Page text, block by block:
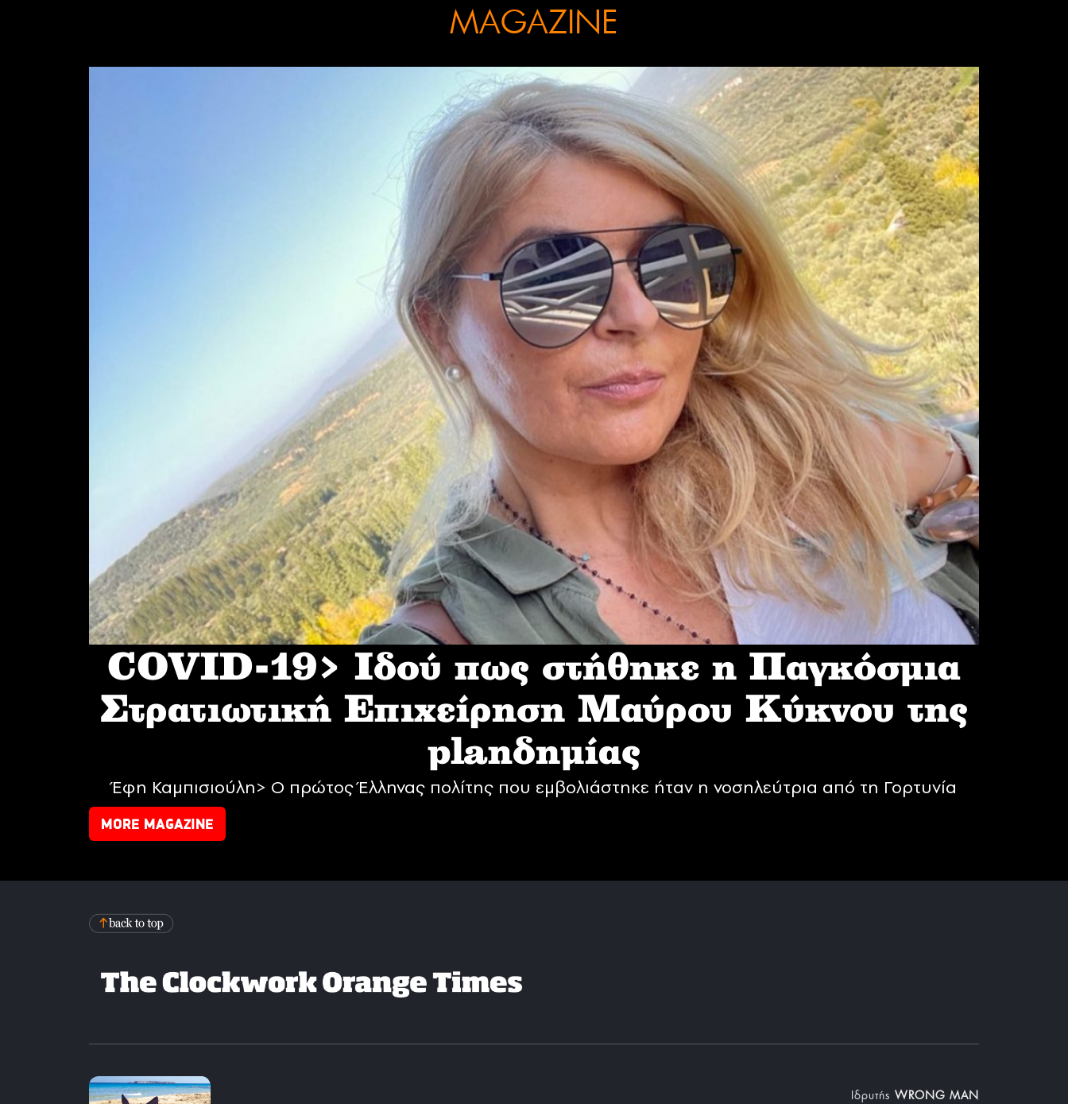
MAGAZINE
COVID-19> Iδού πως στήθηκε η Παγκόσμια
Στρατιωτική Επιχείρηση Mαύρου Κύκνου της
planδημίας
Έφη Καμπισιούλη> Ο πρώτος Έλληνας πολίτης που εμβολιάστηκε ήταν η νοσηλεύτρια από τη Γορτυνία
MORE MAGAZINE
Iδρυτής WRONG MAN